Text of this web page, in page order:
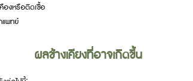
องหรือติดเชื้อ
แพทย์
ผลข้างเคียงที่อาจเกิดขึ้น